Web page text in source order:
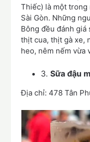
Thiếc) là một
Sài Gòn. Những
Bông đều đánh giá
thịt cua, thịt gà xe,
heo, nêm nếm vừa
3.Sữa đậu
Địa chỉ: 478 Tân